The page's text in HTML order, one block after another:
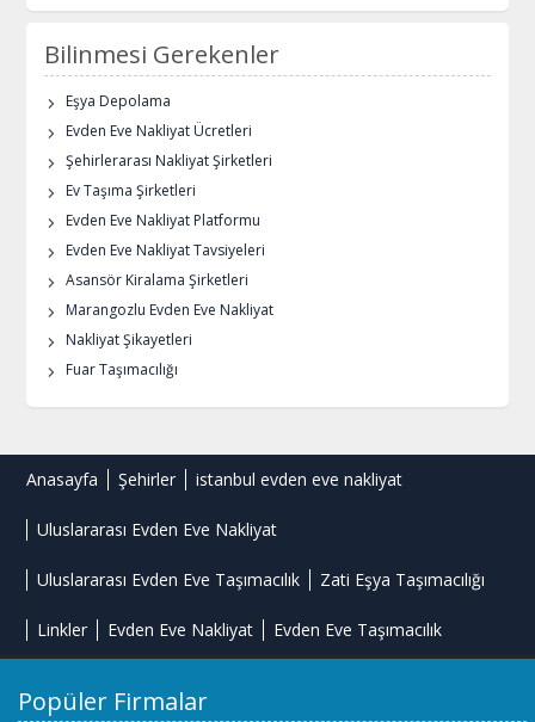
Bilinmesi Gerekenler
Eşya Depolama
Evden Eve Nakliyat Ücretleri
Şehirlerarası Nakliyat Şirketleri
Ev Taşıma Şirketleri
Evden Eve Nakliyat Platformu
Evden Eve Nakliyat Tavsiyeleri
Asansör Kiralama Şirketleri
Marangozlu Evden Eve Nakliyat
Nakliyat Şikayetleri
Fuar Taşımacılığı
Anasayfa Şehirler istanbul evden eve nakliyat
Uluslararası Evden Eve Nakliyat
Uluslararası Evden Eve Taşımacılık Zati Eşya Taşımacılığı
Linkler Evden Eve Nakliyat Evden Eve Taşımacılık
Popüler Firmalar